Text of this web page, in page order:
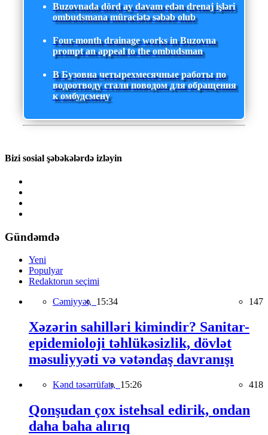
Buzovnada dörd ay davam edən drenaj işləri
ombudsmana müraciətə səbəb olub
Four-month drainage works in Buzovna
prompt an appeal to the ombudsman
В Бузовна четырехмесячные работы по
водоотводу стали поводом для обращения
к омбудсмену
Bizi sosial şəbəkələrdə izləyin
Gündəmdə
Yeni
Populyar
Redaktorun seçimi
Cəmiyyət, 15:34 147
Xəzərin sahilləri kimindir? Sanitar-
epidemioloji təhlükəsizlik, dövlət
məsuliyyəti və vətəndaş davranışı
Kənd təsərrüfatı, 15:26 418
Qonşudan çox istehsal edirik, ondan
daha baha alırıq